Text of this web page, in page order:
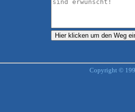
Copyright ©